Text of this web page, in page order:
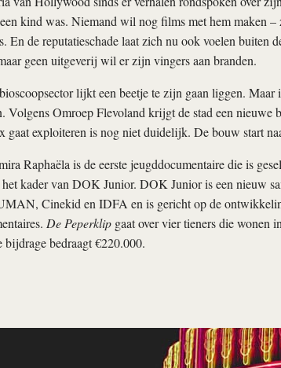
kind was. Niemand wil nog films met hem maken –
En de reputatieschade laat zich nu ook voelen
geen uitgeverij wil er zijn vingers aan branden.
lijkt een beetje te zijn gaan liggen.
Volgens Omroep Flevoland krijgt de stad een nieuwe
gaat exploiteren is nog niet duidelijk. De bouw start
Raphaëla is de eerste jeugddocumentaire die is
kader van DOK Junior. DOK Junior is een nieuw
Cinekid en IDFA en is gericht op de
De Peperklipgaat over vier tieners die wonen
bedraagt €220.000.